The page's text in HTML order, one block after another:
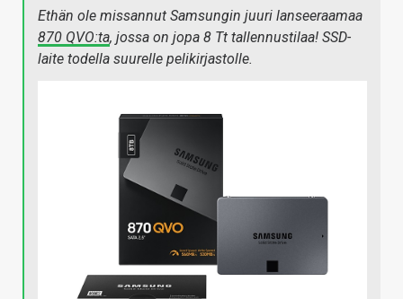
Ethän ole missannut Samsungin juuri lanseeraamaa
870 QVO:ta, jossa on jopa 8 Tt tallennustilaa! SSD-
laite todella suurelle pelikirjastolle.